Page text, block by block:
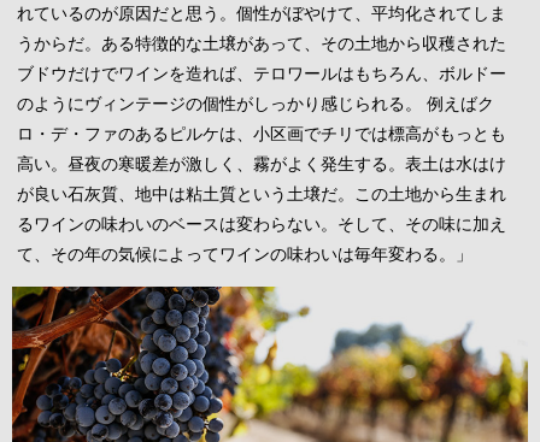
れているのが原因だと思う。個性がぼやけて、平均化されてしま
うからだ。ある特徴的な土壌があって、その土地から収穫された
ブドウだけでワインを造れば、テロワールはもちろん、ボルドー
のようにヴィンテージの個性がしっかり感じられる。 例えばク
ロ・デ・ファのあるピルケは、小区画でチリでは標高がもっとも
高い。昼夜の寒暖差が激しく、霧がよく発生する。表土は水はけ
が良い石灰質、地中は粘土質という土壌だ。この土地から生まれ
るワインの味わいのベースは変わらない。そして、その味に加え
て、その年の気候によってワインの味わいは毎年変わる。」